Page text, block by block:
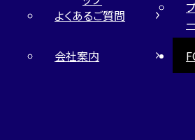
よくあるご質問
ー
会社案内